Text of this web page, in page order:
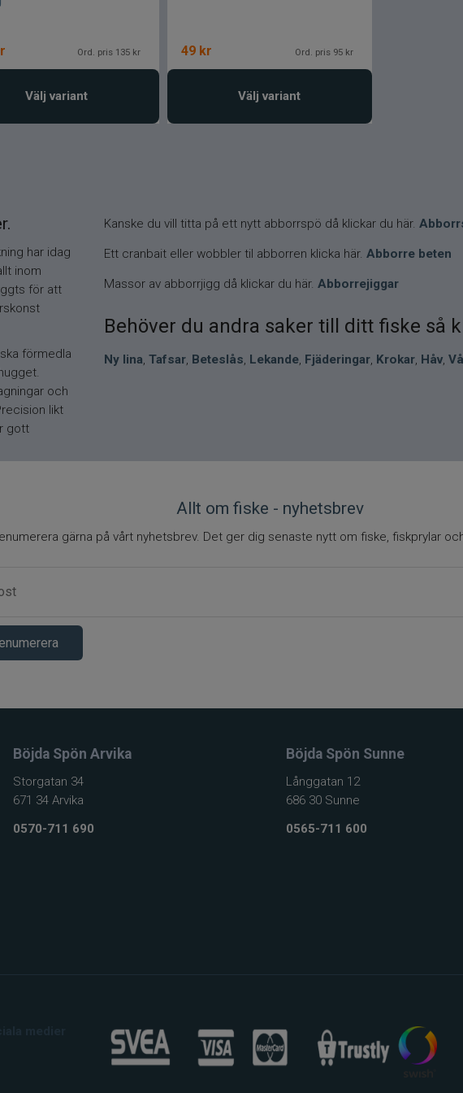
Ord. pris 135 kr
Välj variant
49 kr Ord. pris 95 kr
Välj variant
har idag
inom
för att
förmedla
och
likt
gott
Kanske du vill titta på ett nytt abborrspö då klickar du här.
Ett cranbait eller wobbler til abborren klicka här. Abborre beten
Massor av abborrjigg då klickar du här. Abborrejiggar
Behöver du andra saker till ditt fiske så
Ny lina, Tafsar, Beteslås, Lekande, Fjäderingar, Krokar, Håv,
Allt om fiske - nyhetsbrev
gärna på vårt nyhetsbrev. Det ger dig senaste nytt om fiske, fiskprylar
Böjda Spön Arvika
Storgatan 34
671 34 Arvika
0570-711 690
Böjda Spön Sunne
Långgatan 12
686 30 Sunne
0565-711 600